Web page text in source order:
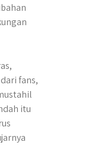
fans,
itu